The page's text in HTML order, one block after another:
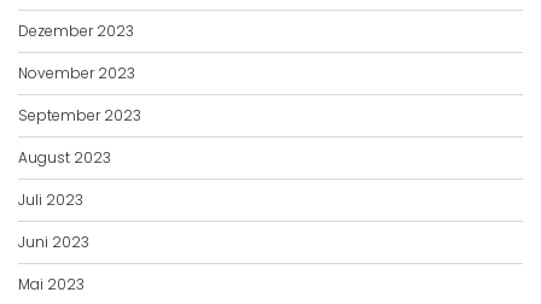
Dezember 2023
November 2023
September 2023
August 2023
Juli 2023
Juni 2023
Mai 2023